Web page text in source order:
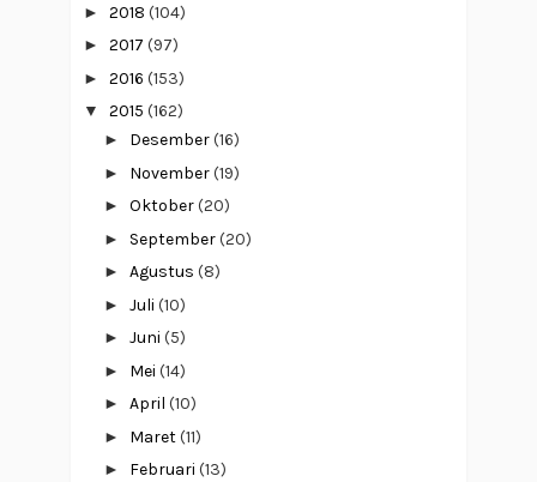
► 2018 (104)
► 2017 (97)
► 2016 (153)
▼ 2015 (162)
► Desember(16)
► November(19)
► Oktober(20)
► September(20)
► Agustus (8)
► Juli (10)
► Juni (5)
► Mei (14)
► April (10)
► Maret(11)
► Februari (13)